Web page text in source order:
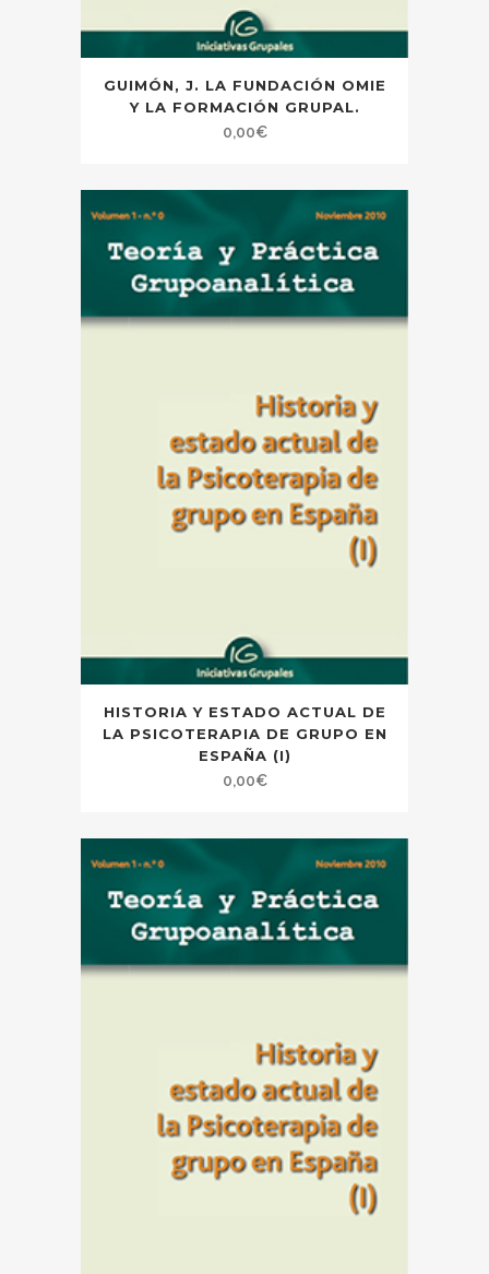
GUIMÓN, J. LA FUNDACIÓN OMIE
Y LA FORMACIÓN GRUPAL.
0,00€
HISTORIA Y ESTADO ACTUAL DE
LA PSICOTERAPIA DE GRUPO EN
ESPAÑA (I)
0,00€